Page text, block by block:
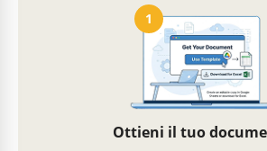
1
Ottieni il tuo